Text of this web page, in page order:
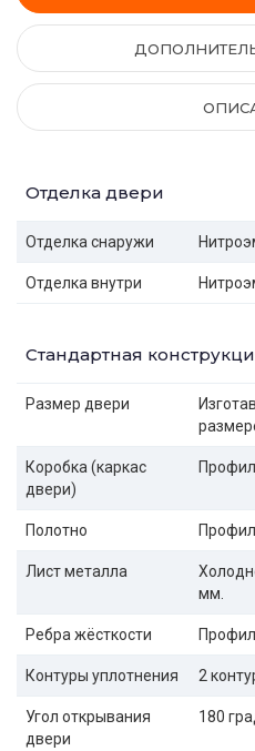
Отделка двери
Отделка снаружи
Отделка внутри
Стандартная
Размер двери
Коробка (каркас
двери)
Полотно
Лист металла
мм.
Ребра жёсткости
Контуры уплотнения 2
Угол открывания
двери
180